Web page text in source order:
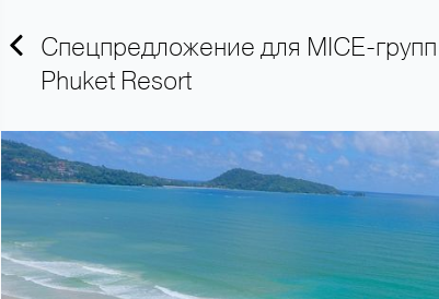
Спецпредложение для MICE-
Phuket Resort